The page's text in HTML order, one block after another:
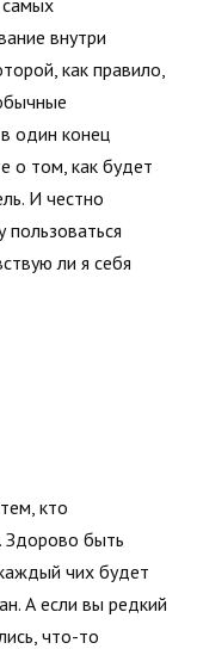
внутри
как правило,
один конец
о том, как будет
И честно
пользоваться
ли я себя
кто
Здорово быть
чих будет
А если вы редкий
что-то